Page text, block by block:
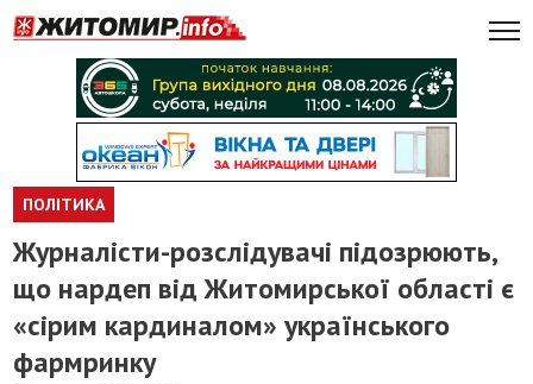
ПОЛІТИКА
Журналісти-розслідувачі підозрюють,
що нардеп від Житомирської області є
«сірим кардиналом» українського
фармринку